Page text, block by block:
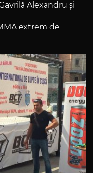
Alexandru și
extrem de